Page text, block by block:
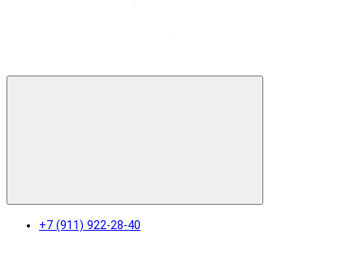
+7 (911) 922-28-40